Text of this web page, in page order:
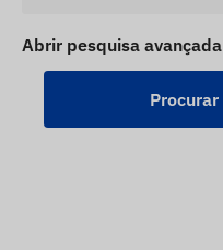
Abrir pesquisa avançada